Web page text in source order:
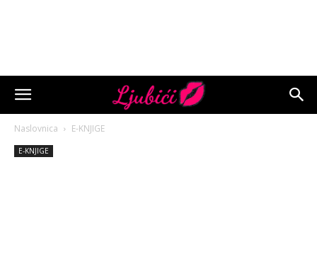
Naslovnica E-KNJIGE
E-KNJIGE